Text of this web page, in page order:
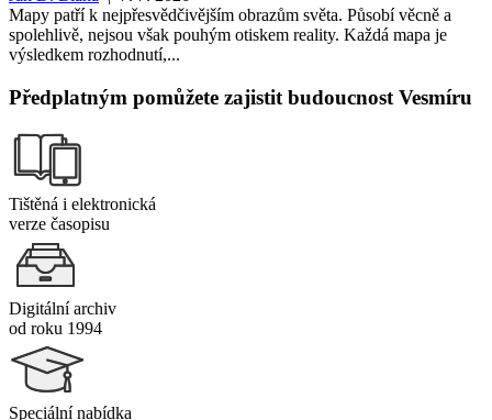
Mapy patří k nejpřesvědčivějším obrazům světa. Působí věcně a
spolehlivě, nejsou však pouhým otiskem reality. Každá mapa je
výsledkem rozhodnutí,...
Předplatným pomůžete zajistit budoucnost Vesmíru
Tištěná i elektronická
verze časopisu
Digitální archiv
od roku 1994
Speciální nabídka